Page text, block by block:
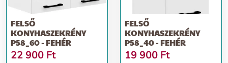
FELSŐ
KONYHASZEKRÉNY
P58_60 - FEHÉR
22 900 Ft
FELSŐ
KONYHASZEKRÉNY
P58_40 - FEHÉR
19 900 Ft